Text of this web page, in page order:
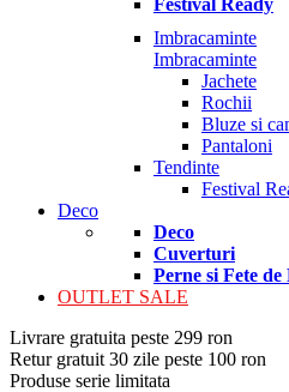
Festival Ready
Imbracaminte
Imbracaminte
Jachete
Rochii
Bluze si
Pantaloni
Tendinte
Festival
Deco
Deco
Cuverturi
Perne si Fete de
OUTLET SALE
Livrare gratuita peste 299 ron
Retur gratuit 30 zile peste 100 ron
Produse serie limitata